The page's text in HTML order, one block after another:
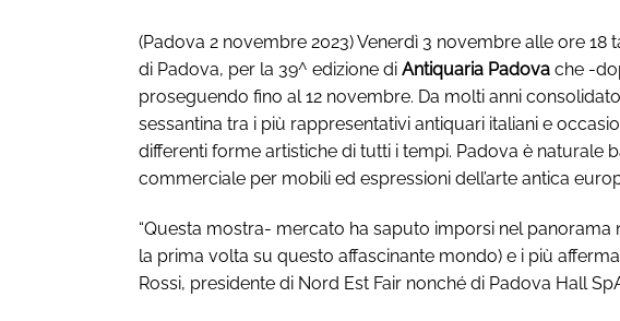
(Padova 2 novembre 2023) Venerdì 3 novembre alle ore
di Padova, per la 39^ edizione di Antiquaria Padova che -
proseguendo fino al 12 novembre. Da molti anni
sessantina tra i più rappresentativi antiquari italiani e
differenti forme artistiche di tutti i tempi. Padova è naturale
commerciale per mobili ed espressioni dell’arte antica
“Questa mostra- mercato ha saputo imporsi nel
la prima volta su questo affascinante mondo) e i più
Rossi, presidente di Nord Est Fair nonché di Padova Hall